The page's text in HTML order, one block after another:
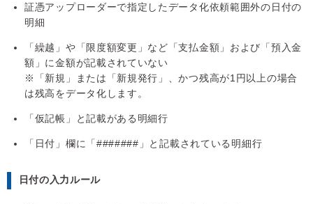
証憑アップローダーで指定したデータ化依頼範囲外の日付の
明細
「繰越」や「限度額変更」など「支払金額」および「預入金
額」に金額が記載されていない
※「新規」または「新規発行」、かつ残高が1円以上の場合
は残高をデータ化します。
「仮記帳」と記載がある明細行
「日付」欄に「#######」と記載されている明細行
日付の入力ルール